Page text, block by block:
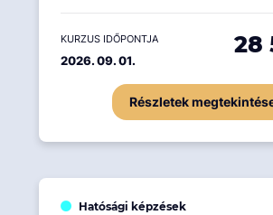
KURZUS IDŐPONTJA
2026. 09. 01.
28
Részletek
Hatósági képzések